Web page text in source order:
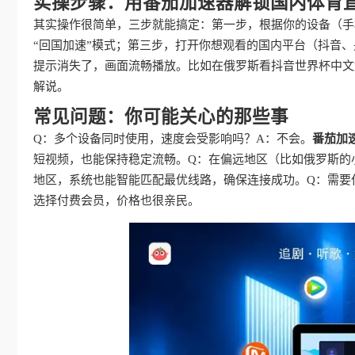
其实操作很简单，三步就能搞定：第一步，根据你的设备（
“回国加速”模式；第三步，打开你想观看的国内平台（抖
提示消失了，画面流畅播放。比如在俄罗斯看抖音世界杯中
解说。
常见问题：你可能关心的那些事
Q：多个设备同时使用，速度会受影响吗？A：不会。 番茄加
短视频，也能保持稳定流畅。Q：在偏远地区（比如俄罗斯
地区，系统也能智能匹配最优线路，确保连接成功。Q：需
选择付费会员，价格也很亲民。